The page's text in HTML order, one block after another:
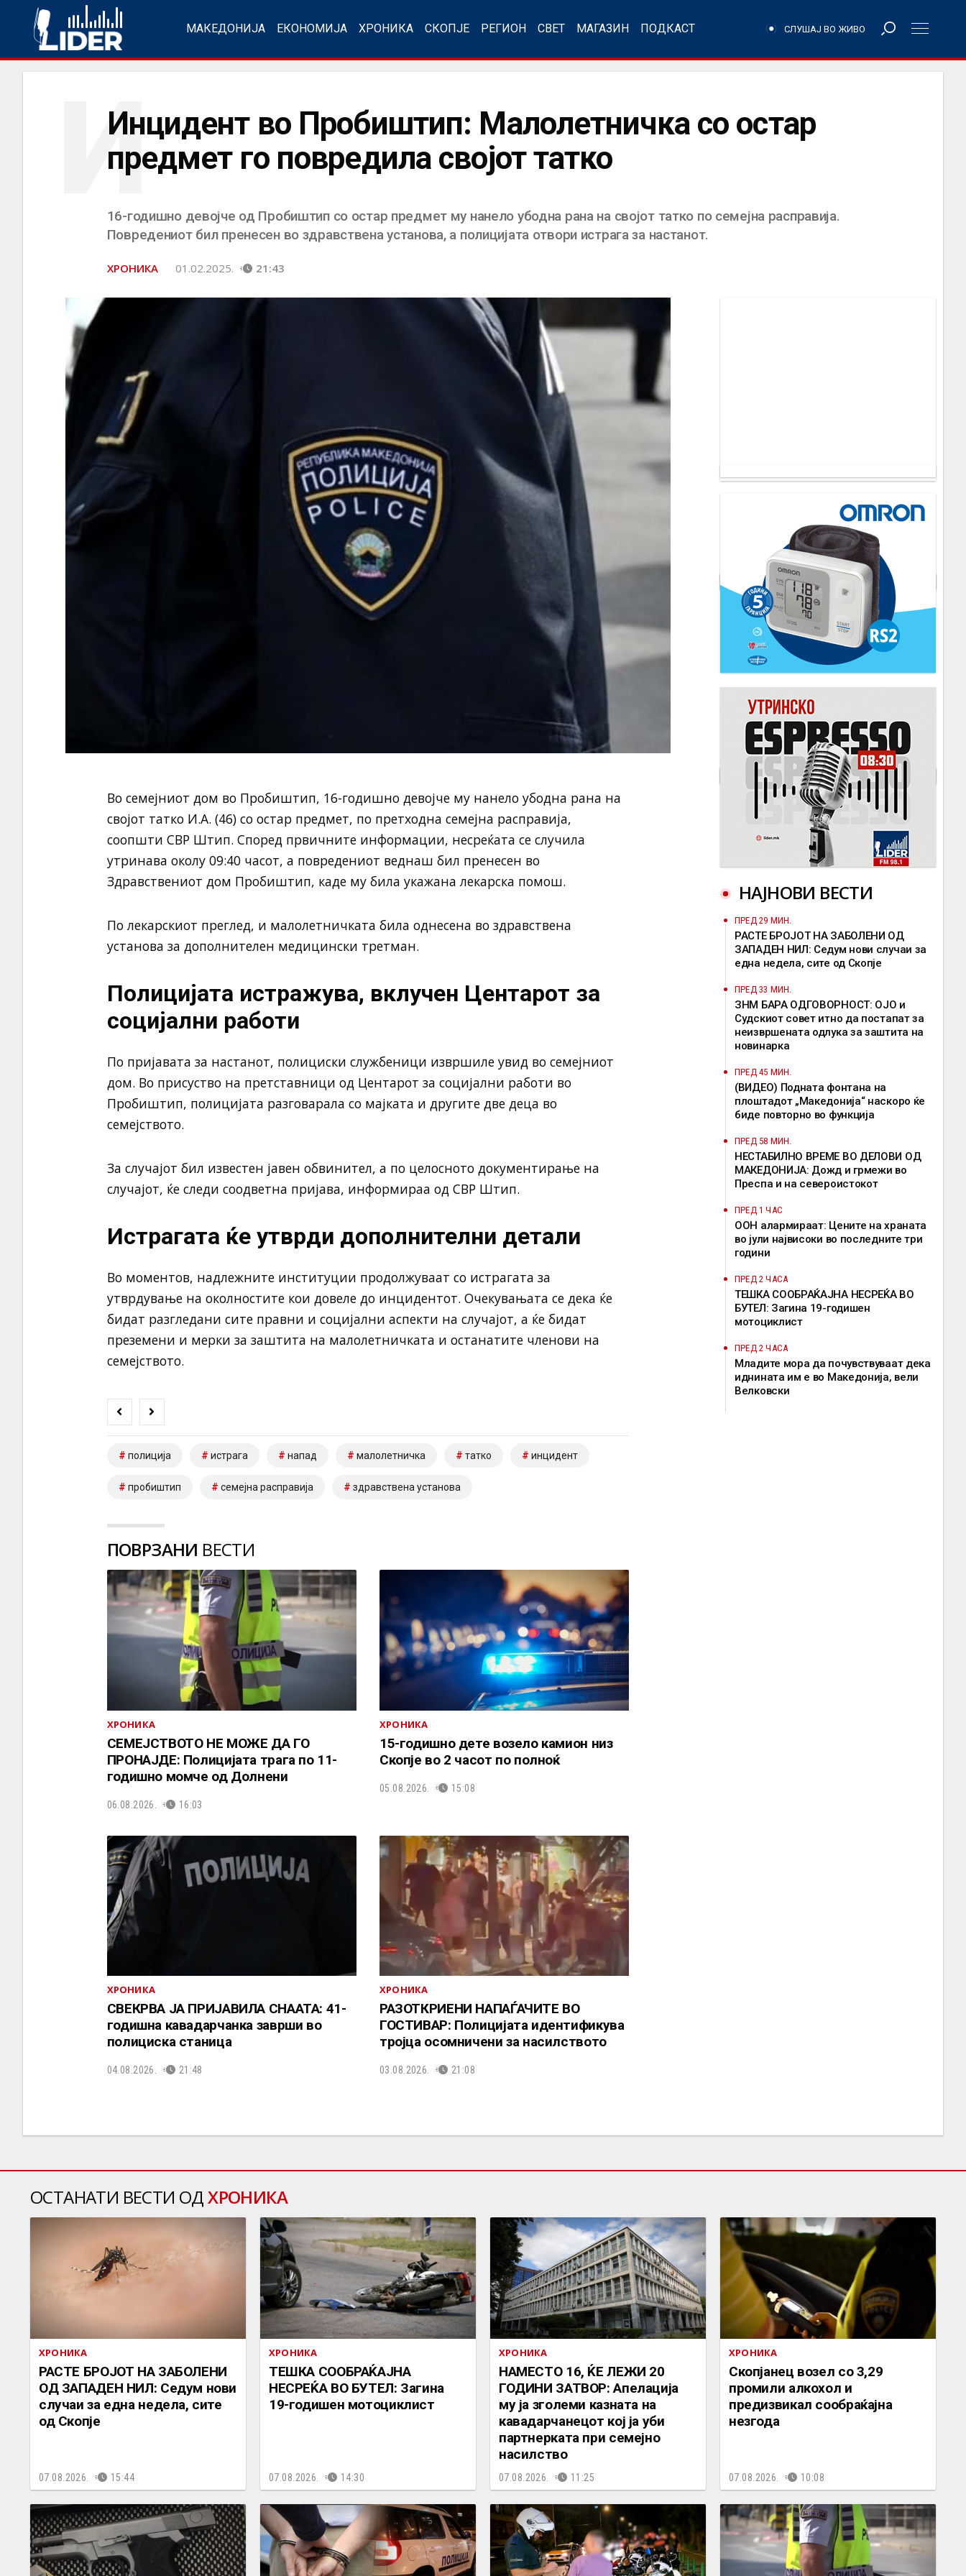
МАКЕДОНИЈА ЕКОНОМИЈА ХРОНИКА СКОПЈЕ РЕГИОН СВЕТ МАГАЗИН ПОДКАСТ СЛУШАЈ ВО ЖИВО
Инцидент во Пробиштип: Малолетничка со остар
предмет го повредила својот татко
И
16-годишно девојче од Пробиштип со остар предмет му нанело убодна рана на својот татко по семејна расправија.
Повредениот бил пренесен во здравствена установа, а полицијата отвори истрага за настанот.
ХРОНИКА 01.02.2025. 21:43
Во семејниот дом во Пробиштип, 16-годишно девојче му нанело убодна рана на
својот татко И.А. (46) со остар предмет, по претходна семејна расправија,
соопшти СВР Штип. Според првичните информации, несреќата се случила
утринава околу 09:40 часот, а повредениот веднаш бил пренесен во
Здравствениот дом Пробиштип, каде му била укажана лекарска помош.
По лекарскиот преглед, и малолетничката била однесена во здравствена
установа за дополнителен медицински третман.
Полицијата истражува, вклучен Центарот за
социјални работи
По пријавата за настанот, полициски службеници извршиле увид во семејниот
дом. Во присуство на претставници од Центарот за социјални работи во
Пробиштип, полицијата разговарала со мајката и другите две деца во
семејството.
За случајот бил известен јавен обвинител, а по целосното документирање на
случајот, ќе следи соодветна пријава, информираа од СВР Штип.
Истрагата ќе утврди дополнителни детали
Во моментов, надлежните институции продолжуваат со истрагата за
утврдување на околностите кои довеле до инцидентот. Очекувањата се дека ќе
бидат разгледани сите правни и социјални аспекти на случајот, а ќе бидат
преземени и мерки за заштита на малолетничката и останатите членови на
семејството.
полиција истрага напад малолетничка татко инцидент
пробиштип семејна расправија здравствена установа
ПОВРЗАНИ ВЕСТИ
ХРОНИКА
СЕМЕЈСТВОТО НЕ МОЖЕ ДА ГО
ПРОНАЈДЕ: Полицијата трага по 11-
годишно момче од Долнени
06.08.2026. 16:03
ХРОНИКА
15-годишно дете возело камион низ
Скопје во 2 часот по полноќ
05.08.2026. 15:08
ХРОНИКА
СВЕКРВА ЈА ПРИЈАВИЛА СНААТА: 41-
годишна кавадарчанка заврши во
полициска станица
04.08.2026. 21:48
ХРОНИКА
РАЗОТКРИЕНИ НАПАЃАЧИТЕ ВО
ГОСТИВАР: Полицијата идентификува
тројца осомничени за насилството
03.08.2026. 21:08
НАЈНОВИ ВЕСТИ
ПРЕД 29 МИН.
РАСТЕ БРОЈОТ НА ЗАБОЛЕНИ ОД
ЗАПАДЕН НИЛ: Седум нови случаи за
една недела, сите од Скопје
ПРЕД 33 МИН.
ЗНМ БАРА ОДГОВОРНОСТ: ОЈО и
Судскиот совет итно да постапат за
неизвршената одлука за заштита на
новинарка
ПРЕД 45 МИН.
(ВИДЕО) Подната фонтана на
плоштадот „Македонија“ наскоро ќе
биде повторно во функција
ПРЕД 58 МИН.
НЕСТАБИЛНО ВРЕМЕ ВО ДЕЛОВИ ОД
МАКЕДОНИЈА: Дожд и грмежи во
Преспа и на североистокот
ПРЕД 1 ЧАС
ООН алармираат: Цените на храната
во јули највисоки во последните три
години
ПРЕД 2 ЧАСА
ТЕШКА СООБРАЌАЈНА НЕСРЕЌА ВО
БУТЕЛ: Загина 19-годишен
мотоциклист
ПРЕД 2 ЧАСА
Младите мора да почувствуваат дека
иднината им е во Македонија, вели
Велковски
ОСТАНАТИ ВЕСТИ ОДХРОНИКА
ХРОНИКА
РАСТЕ БРОЈОТ НА ЗАБОЛЕНИ
ОД ЗАПАДЕН НИЛ: Седум нови
случаи за една недела, сите
од Скопје
07.08.2026. 15:44
ХРОНИКА
ТЕШКА СООБРАЌАЈНА
НЕСРЕЌА ВО БУТЕЛ: Загина
19-годишен мотоциклист
07.08.2026. 14:30
ХРОНИКА
НАМЕСТО 16, ЌЕ ЛЕЖИ 20
ГОДИНИ ЗАТВОР: Апелација
му ја зголеми казната на
кавадарчанецот кој ја уби
партнерката при семејно
насилство
07.08.2026. 11:25
ХРОНИКА
Скопјанец возел со 3,29
промили алкохол и
предизвикал сообраќајна
незгода
07.08.2026. 10:08